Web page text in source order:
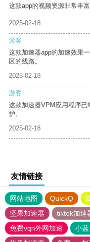
这款app的视频资源非常丰
2025-02-18
游客
这款加速器app的加速效果
区的线路。
2025-02-18
游客
这款加速器VPM应用程序
护。
2025-02-18
友情链接
网站地图 QuickQ
坚果加速器
tiktok加速
免费vqn外网加速
小